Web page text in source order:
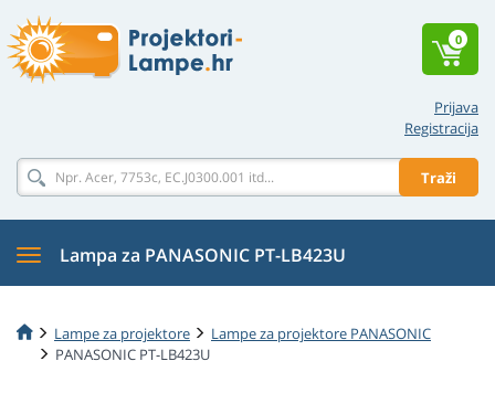
Prijava
Registracija
Traži
0
Lampa za PANASONIC PT-LB423U
Lampe za projektore
Lampe za projektore PANASONIC
PANASONIC PT-LB423U